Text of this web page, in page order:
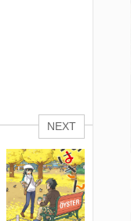
NEXT